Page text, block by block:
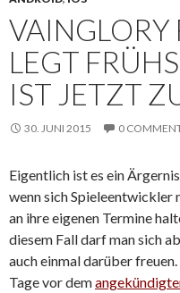
LEGT
IST JETZT
30. JUNI 2015 0
Eigentlich ist es ein Ärgernis,
wenn sich Spieleentwickler
an ihre eigenen Termine
diesem Fall darf man sich
auch einmal darüber
Tage vor dem